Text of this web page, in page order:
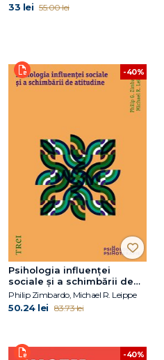
33 lei 55.00 lei
-40%
Psihologia influenței
sociale și a schimbării de
atitudine
Philip Zimbardo, Michael R. Leippe
50.24 lei 83.73 lei
-40%